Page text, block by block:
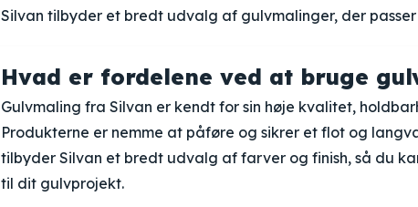
Silvan tilbyder et bredt udvalg af gulvmalinger, der
Hvad er fordelene ved at bruge
Gulvmaling fra Silvan er kendt for sin høje kvalitet,
Produkterne er nemme at påføre og sikrer et flot og
tilbyder Silvan et bredt udvalg af farver og finish, så du
til dit gulvprojekt.